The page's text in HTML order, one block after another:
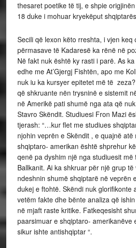
thesaret poetike të tij, e shpie
18 duke i mohuar kryekëput
Secili që lexon këto rreshta, i vjen keq
përmasave të Kadaresë ka rënë në
Në fakt nuk është ky rasti i parë. As
edhe me At’Gjergj Fishtën, apo me
nuk iu ka kursyer epitetet më të
që shkruante nën trysninë e sistemit
në Amerikë pati shumë nga ata që
Stavro Skëndit. Studiuesi Fron Mazi
tjerash: “…kur flet me studiues
njohin veprën e Skëndit , e quajnë
shqiptaro- amerikan është shprehur
qenë pa dyshim një nga studiuesit më
Ballkanit. Ai ka shkruar për një grup
ndeshnin shumë shqiptarë në veprën
dukej e ftohtë. Skëndi nuk glorifikonte
vetëm fakte dhe bënte analiza që
në mjaft raste kritike. Fatkeqesisht
paarsimuar e shqiptaro- amerikanëve
sikur ishte antishqiptar “.